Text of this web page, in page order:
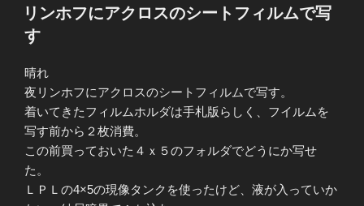
稿
日:
リンホフにアクロスのシートフィルムで写
す
晴れ
夜リンホフにアクロスのシートフィルムで写す。
着いてきたフィルムホルダは手札版らしく、フイルムを
写す前から２枚消費。
この前買っておいた４ｘ５のフォルダでどうにか写せ
た。
ＬＰＬの4×5の現像タンクを使ったけど、液が入っていか